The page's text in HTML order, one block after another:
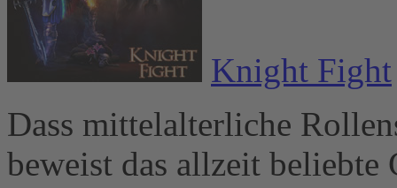
Knight Fight
Dass mittelalterliche
beweist das allzeit